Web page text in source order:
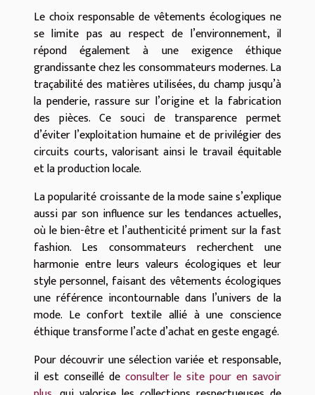
Le choix responsable de vêtements écologiques ne
se limite pas au respect de l’environnement, il
répond également à une exigence éthique
grandissante chez les consommateurs modernes. La
traçabilité des matières utilisées, du champ jusqu’à
la penderie, rassure sur l’origine et la fabrication
des pièces. Ce souci de transparence permet
d’éviter l’exploitation humaine et de privilégier des
circuits courts, valorisant ainsi le travail équitable
et la production locale.
La popularité croissante de la mode saine s’explique
aussi par son influence sur les tendances actuelles,
où le bien-être et l’authenticité priment sur la fast
fashion. Les consommateurs recherchent une
harmonie entre leurs valeurs écologiques et leur
style personnel, faisant des vêtements écologiques
une référence incontournable dans l’univers de la
mode. Le confort textile allié à une conscience
éthique transforme l’acte d’achat en geste engagé.
Pour découvrir une sélection variée et responsable,
il est conseillé de consulter le site pour en savoir